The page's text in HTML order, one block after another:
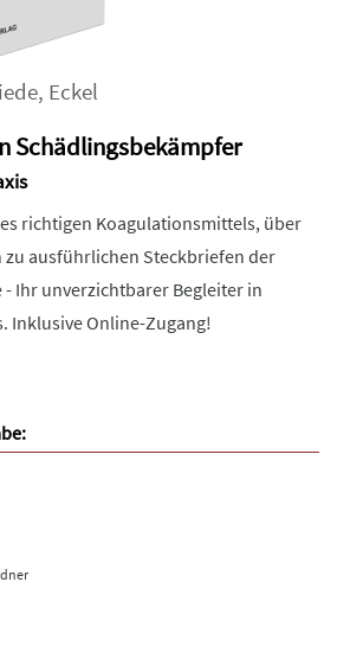
, Eckel
Schädlingsbekämpfer
richtigen Koagulationsmittels, über
ausführlichen Steckbriefen der
Ihr unverzichtbarer Begleiter in
Inklusive Online-Zugang!